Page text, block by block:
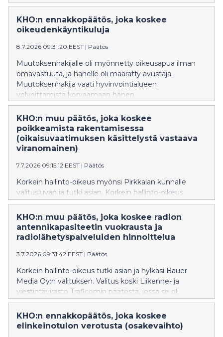
jossa ei ollut noudatettu hyvinvointialuelaissa
säädettyä määräaikaa hyvinvointialueen taseeseen
kertyneen alijäämän kattamiselle.
KHO:n ennakkopäätös, joka koskee
oikeudenkäyntikuluja
8.7.2026 09:31:20 EEST | Päätös
Muutoksenhakijalle oli myönnetty oikeusapua ilman
omavastuuta, ja hänelle oli määrätty avustaja.
Muutoksenhakija vaati hyvinvointialueen
velvoittamista korvaamaan hänen
oikeudenkäyntikulunsa korkeimmassa hallinto-
oikeudessa siltä osin kuin niitä ei korvata
oikeusapupäätöksen perusteella valtion varoista.
KHO:n muu päätös, joka koskee
poikkeamista rakentamisessa
(oikaisuvaatimuksen käsittelystä vastaava
viranomainen)
7.7.2026 09:15:12 EEST | Päätös
Korkein hallinto-oikeus myönsi Pirkkalan kunnalle
valitusluvan ja tutki asian. Korkein hallinto-oikeus
kumosi Hämeenlinnan hallinto-oikeuden päätöksen ja
palautti asian hallinto-oikeudelle uudelleen
käsiteltäväksi. Asiassa oli ratkaistavana, millä taholla on
ollut toimivalta käsitellä kaavoitusjohtajan
Asian tausta, korkeimmassa hallinto-oikeudessa
esitetyt vaatimukset ja korkeimman hallinto-oikeuden
ratkaisun perustelut ovat luettavissa korkeimman
hallinto-oikeuden internetsivustolla julkaistusta
päätöksestä. KHO 7.7.2026 T 1887
KHO:n muu päätös, joka koskee radion
antennikapasiteetin vuokrausta ja
radiolähetyspalveluiden hinnoittelua
3.7.2026 09:31:42 EEST | Päätös
Korkein hallinto-oikeus tutki asian ja hylkäsi Bauer
Media Oy:n valituksen. Valitus koski Liikenne- ja
viestintävirasto Traficomin päätöstä, jossa se oli
katsonut, siltä osin kuin asiasta oli korkeimmassa
hallinto-oikeudessa kysymys, että Digitan
päälähetysasemien radion antennikapasiteetin
KHO:n ennakkopäätös, joka koskee
elinkeinotulon verotusta (osakevaihto)